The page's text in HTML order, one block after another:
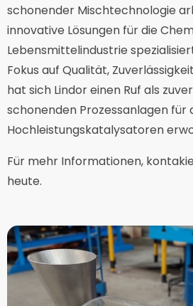
schonender Mischtechnologie
innovative Lösungen für die
Lebensmittelindustrie
Fokus auf Qualität,
hat sich Lindor einen Ruf als
schonenden Prozessanlagen für
Hochleistungskatalysatoren
Für mehr Informationen,
heute.